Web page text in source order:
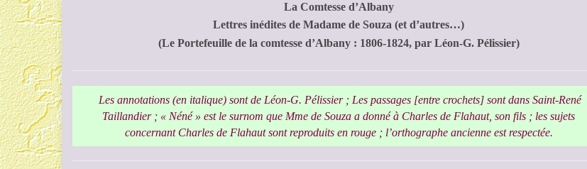
La Comtesse d’Albany
Lettres inédites de Madame de Souza (et d’autres…)
(Le Portefeuille de la comtesse d’Albany : 1806-1824, par Léon-G. Pélissier)
Les annotations (en italique) sont de Léon-G. Pélissier ; Les passages [entre crochets] sont dans Saint-René
Taillandier ; « Néné » est le surnom que Mme de Souza a donné à Charles de Flahaut, son fils ; les sujets
concernant Charles de Flahaut sont reproduits en rouge ; l’orthographe ancienne est respectée.